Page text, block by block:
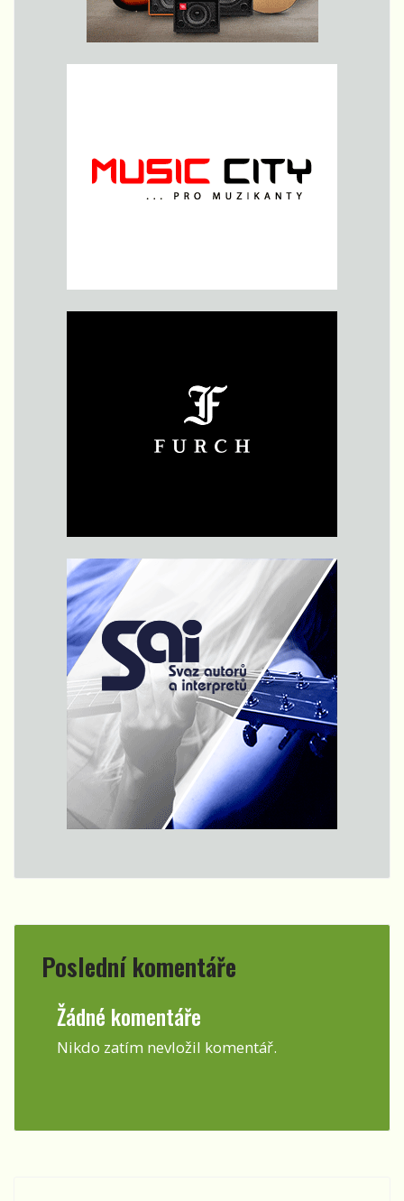
talentované
sestry
hudebních
soutěžích po
Poslední komentáře
Žádné komentáře
Nikdo zatím nevložil komentář.